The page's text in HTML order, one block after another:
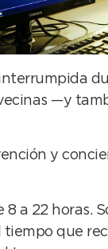
—y
y
a 22 horas.
que